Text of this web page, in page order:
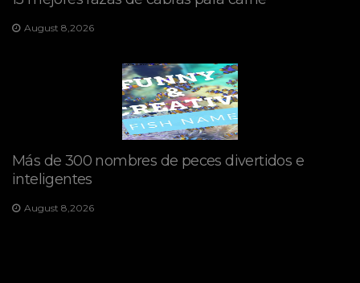
August 8,2026
Más de 300 nombres de peces divertidos e
inteligentes
August 8,2026